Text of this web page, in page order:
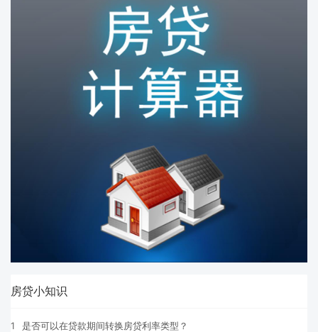
房贷小知识
1 是否可以在贷款期间转换房贷利率类型？